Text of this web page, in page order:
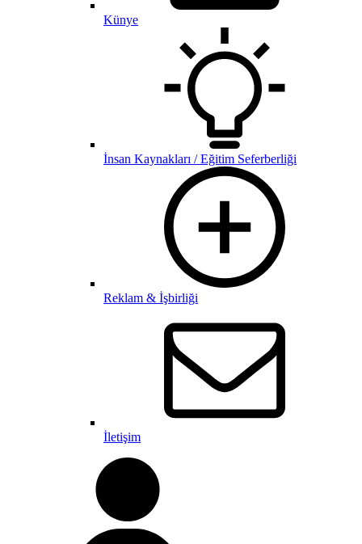
Künye
İnsan Kaynakları / Eğitim Seferberliği
Reklam & İşbirliği
İletişim